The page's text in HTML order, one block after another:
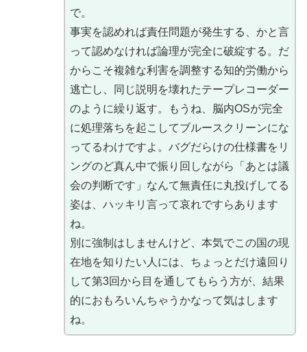
で。
事実を認めれば責任問題が発生する、かと言
って認めなければ論理が完全に破綻する。だ
からこそ複雑な利害を調整する知的労働から
逃亡し、同じ説明を壊れたテープレコーダー
のように繰り返す。もうね、脳内OSが完全
に処理落ちを起こしてブルースクリーンにな
ってるわけですよ。バグだらけの仕様書をリ
ングのど真ん中で振り回しながら「あとは議
会の判断です」なんて無責任に丸投げしてる
姿は、ハッキリ言って哀れですらあります
ね。
別に強制はしませんけど、本気でこの国の現
在地を知りたい人には、ちょっとだけ遠回り
して第3回から目を通してもらう方が、結果
的におもろいんちゃうかなって気はします
ね。